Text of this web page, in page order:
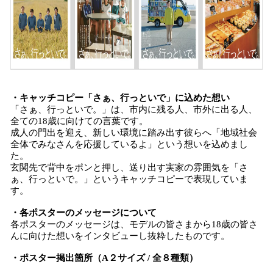
・キャッチコピー「さぁ、行っといで」に込めた想い
「さぁ、行っといで。」は、市内に残る人、市外に出る人、
全ての18歳に向けての言葉です。
成人の門出を迎え、新しい環境に踏み出す彼らへ「地域社会
全体でみなさんを応援しているよ」という想いを込めまし
た。
玄関先で背中をポンと押し、送り出す実家の雰囲気を「さ
ぁ、行っといで。」というキャッチコピーで表現していま
す。
・各ポスターのメッセージについて
各ポスターのメッセージは、モデルの皆さまから18歳の皆さ
んに向けた想いをインタビューし抜粋したものです。
・ポスター掲出箇所（A２サイズ / 全８種類）